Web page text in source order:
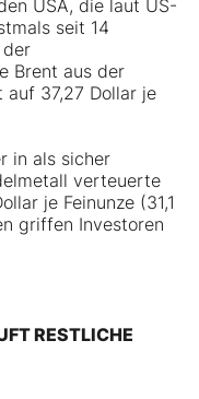
USA, die laut US-
seit 14
der
Brent aus der
auf 37,27 Dollar je
in als sicher
verteuerte
je Feinunze (31,1
griffen Investoren
RESTLICHE